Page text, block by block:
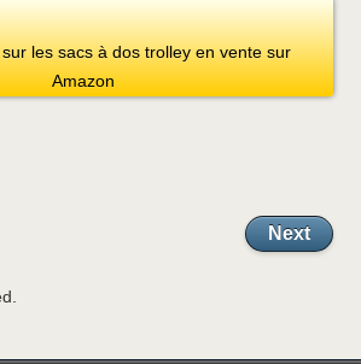
sur les sacs à dos trolley en vente sur
Amazon
Next